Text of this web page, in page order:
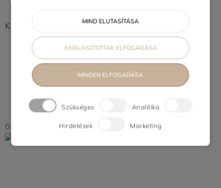
Képek feltöltés alatt...
ÖKOTÉRKÉP HIRDETÉS
MIND ELUTASÍTÁSA
KIVÁLASZTOTTAK ELFOGADÁSA
MINDEN ELFOGADÁSA
Szükséges Analitika
Hirdetések Marketing